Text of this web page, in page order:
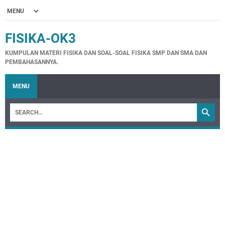
FISIKA-OK3
KUMPULAN MATERI FISIKA DAN SOAL-SOAL FISIKA SMP DAN SMA DAN
PEMBAHASANNYA.
MENU